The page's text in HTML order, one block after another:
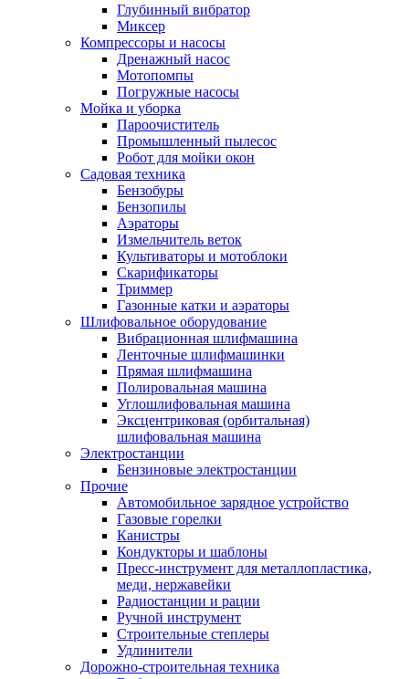
Глубинный вибратор
Миксер
Компрессоры и насосы
Дренажный насос
Мотопомпы
Погружные насосы
Мойка и уборка
Пароочиститель
Промышленный пылесос
Робот для мойки окон
Садовая техника
Бензобуры
Бензопилы
Аэраторы
Измельчитель веток
Культиваторы и мотоблоки
Скарификаторы
Триммер
Газонные катки и аэраторы
Шлифовальное оборудование
Вибрационная шлифмашина
Ленточные шлифмашинки
Прямая шлифмашина
Полировальная машина
Углошлифовальная машина
Эксцентриковая (орбитальная)
шлифовальная машина
Электростанции
Бензиновые электростанции
Прочие
Автомобильное зарядное устройство
Газовые горелки
Канистры
Кондукторы и шаблоны
Пресс-инструмент для металлопластика,
меди, нержавейки
Радиостанции и рации
Ручной инструмент
Строительные степлеры
Удлинители
Дорожно-строительная техника